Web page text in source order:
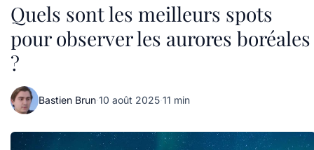
Quels sont les meilleurs spots
pour observer les aurores boréales
?
Bastien Brun·10 août 2025·11 min